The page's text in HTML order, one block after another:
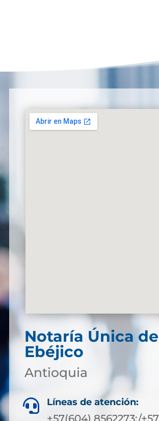
Notaría Única de
Ebéjico
Antioquia
 Líneas de atención:
+57(604) 8562273;/+57